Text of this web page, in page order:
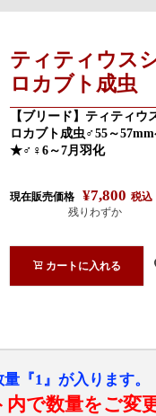
ティティウス
ロカブト成虫
【ブリード】ティティウ
ロカブト成虫♂55～
★♂♀6～7月羽化
現在販売価格 ¥7,800 税込
残りわずか
カートに入れる
『1』が入ります。
で数量をご変